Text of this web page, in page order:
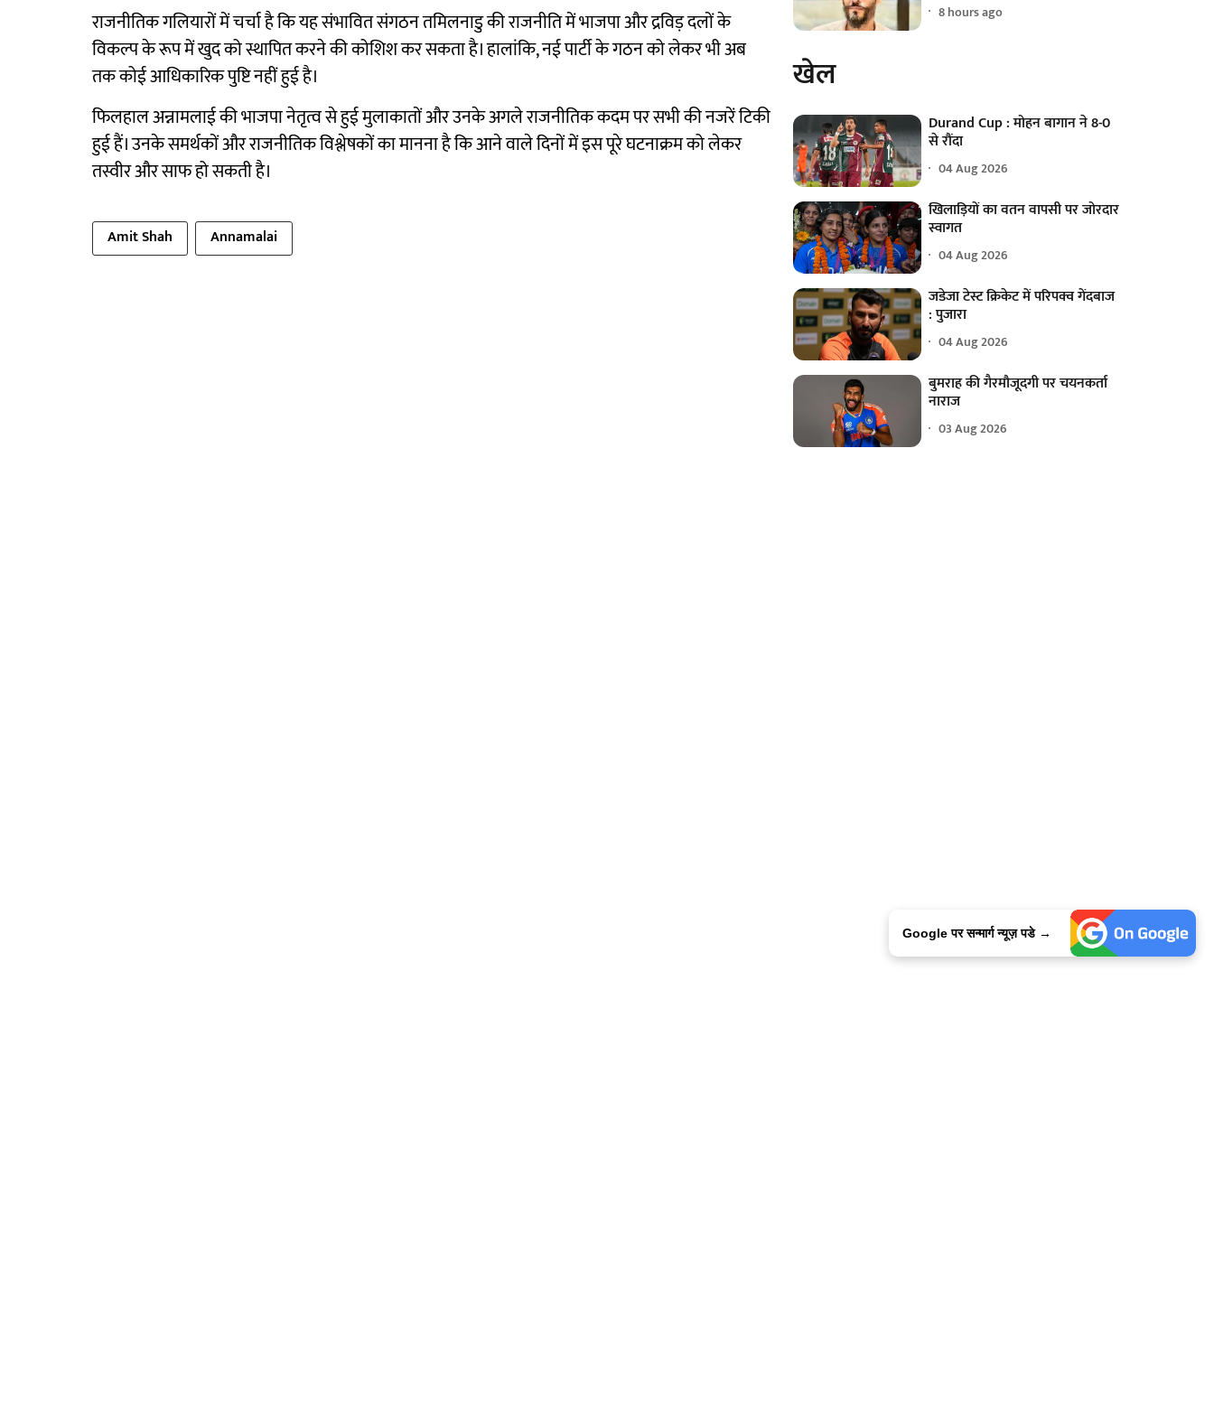
राजनीतिक गलियारों में चर्चा है कि यह संभावित संगठन तमिलनाडु की राजनीति में भाजपा और द्रविड़ दलों के
विकल्प के रूप में खुद को स्थापित करने की कोशिश कर सकता है। हालांकि, नई पार्टी के गठन को लेकर भी अब
तक कोई आधिकारिक पुष्टि नहीं हुई है।
फिलहाल अन्नामलाई की भाजपा नेतृत्व से हुई मुलाकातों और उनके अगले राजनीतिक कदम पर सभी की नजरें टिकी
हुई हैं। उनके समर्थकों और राजनीतिक विश्लेषकों का मानना है कि आने वाले दिनों में इस पूरे घटनाक्रम को लेकर
तस्वीर और साफ हो सकती है।
Amit Shah Annamalai
8 hours ago
खेल
Durand Cup : मोहन बागान ने 8-0
से रौंदा
04 Aug 2026
खिलाड़ियों का वतन वापसी पर जोरदार
स्वागत
04 Aug 2026
जडेजा टेस्ट क्रिकेट में परिपक्व गेंदबाज
: पुजारा
04 Aug 2026
बुमराह की गैरमौजूदगी पर चयनकर्ता
नाराज
03 Aug 2026
Google पर सन्मार्ग न्यूज़ पडे →